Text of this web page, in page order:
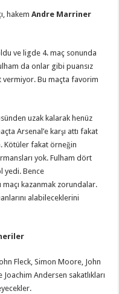
hakemAndre Marriner
ve ligde 4. maç sonunda
da onlar gibi puansız
vermiyor. Bu maçta favorim
uzak kalarak henüz
Arsenal’e karşı attı fakat
Kötüler fakat örneğin
yok. Fulham dört
yedi. Bence
kazanmak zorundalar.
alabileceklerini
Fleck, Simon Moore, John
Andersen sakatlıkları